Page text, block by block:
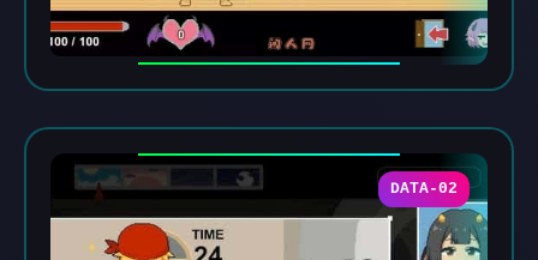
DATA-02